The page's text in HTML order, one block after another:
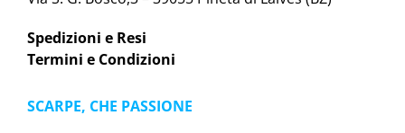
Spedizioni e Resi
Termini e Condizioni
SCARPE, CHE PASSIONE